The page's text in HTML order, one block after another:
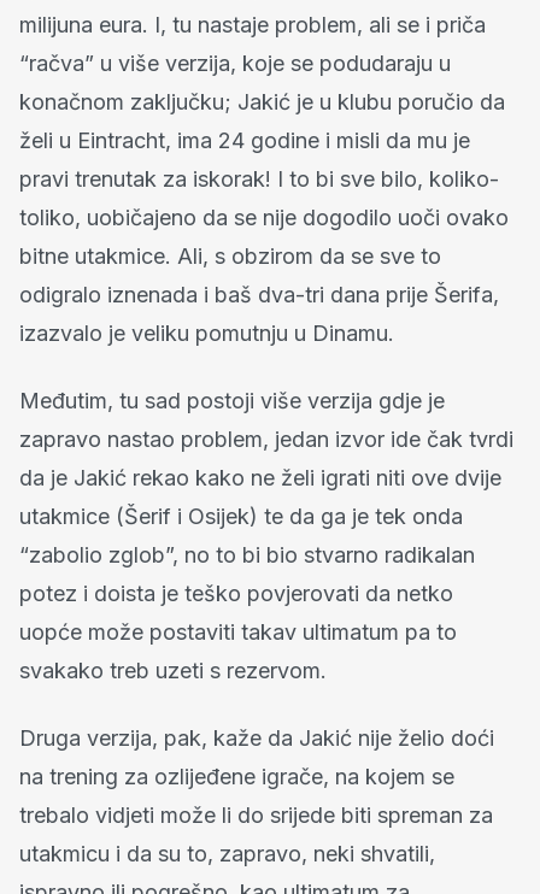
milijuna eura. I, tu nastaje problem, ali se i priča
“račva” u više verzija, koje se podudaraju u
konačnom zaključku; Jakić je u klubu poručio da
želi u Eintracht, ima 24 godine i misli da mu je
pravi trenutak za iskorak! I to bi sve bilo, koliko-
toliko, uobičajeno da se nije dogodilo uoči ovako
bitne utakmice. Ali, s obzirom da se sve to
odigralo iznenada i baš dva-tri dana prije Šerifa,
izazvalo je veliku pomutnju u Dinamu.
Međutim, tu sad postoji više verzija gdje je
zapravo nastao problem, jedan izvor ide čak tvrdi
da je Jakić rekao kako ne želi igrati niti ove dvije
utakmice (Šerif i Osijek) te da ga je tek onda
“zabolio zglob”, no to bi bio stvarno radikalan
potez i doista je teško povjerovati da netko
uopće može postaviti takav ultimatum pa to
svakako treb uzeti s rezervom.
Druga verzija, pak, kaže da Jakić nije želio doći
na trening za ozlijeđene igrače, na kojem se
trebalo vidjeti može li do srijede biti spreman za
utakmicu i da su to, zapravo, neki shvatili,